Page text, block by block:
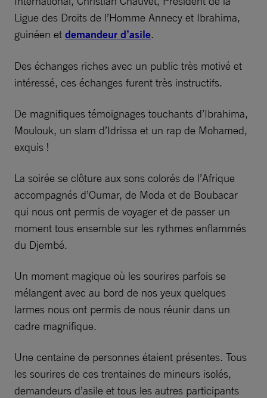
Ligue des Droits de l’Homme Annecy et Ibrahima,
guinéen et demandeur d’asile.
Des échanges riches avec un public très motivé et
intéressé, ces échanges furent très instructifs.
De magnifiques témoignages touchants d’Ibrahima,
Moulouk, un slam d’Idrissa et un rap de Mohamed,
exquis !
La soirée se clôture aux sons colorés de l’Afrique
accompagnés d’Oumar, de Moda et de Boubacar
qui nous ont permis de voyager et de passer un
moment tous ensemble sur les rythmes enflammés
du Djembé.
Un moment magique où les sourires parfois se
mélangent avec au bord de nos yeux quelques
larmes nous ont permis de nous réunir dans un
cadre magnifique.
Une centaine de personnes étaient présentes. Tous
les sourires de ces trentaines de mineurs isolés,
demandeurs d’asile et tous les autres participants